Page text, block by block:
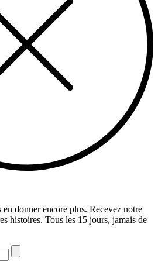
donner encore plus. Recevez notre
histoires. Tous les 15 jours, jamais de